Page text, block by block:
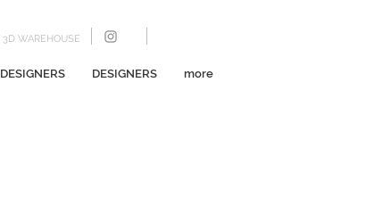
DESIGNERS DESIGNERS more
3D WAREHOUSE